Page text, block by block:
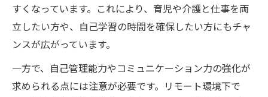
すくなっています。これにより、育児や介護と仕事を両
立したい方や、自己学習の時間を確保したい方にもチャ
ンスが広がっています。
一方で、自己管理能力やコミュニケーション力の強化が
求められる点には注意が必要です。リモート環境下で